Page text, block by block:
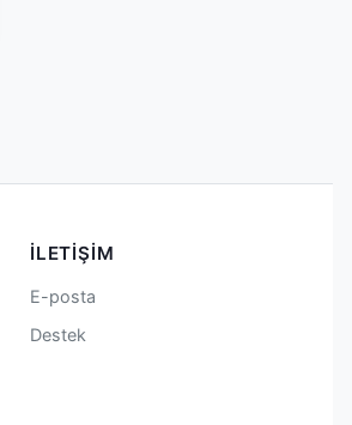
İLETIŞIM
E-posta
Destek